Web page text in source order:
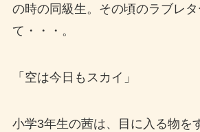
の時の同級生。その頃のラブレ
て・・・。
「空は今日もスカイ」
小学3年生の茜は、目に入る物を